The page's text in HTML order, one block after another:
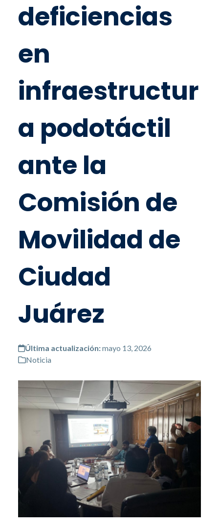
deficiencias
en
infraestructur
a podotáctil
ante la
Comisión de
Movilidad de
Ciudad
Juárez
Última actualización:mayo 13, 2026
Noticia